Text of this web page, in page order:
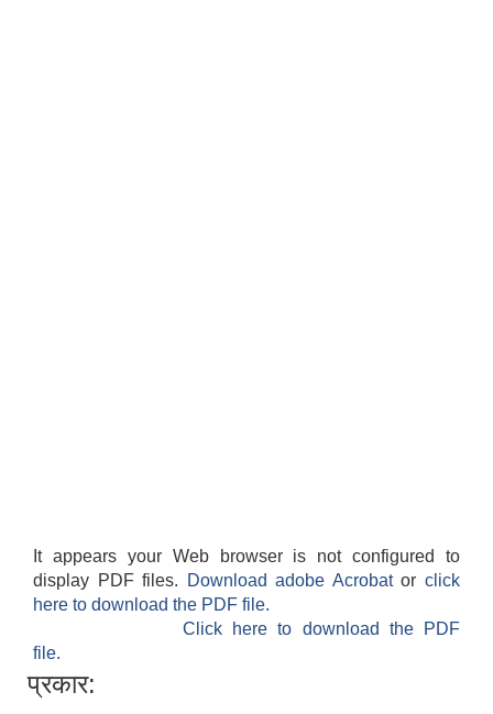
It appears your Web browser is not configured to
display PDF files.
Download adobe Acrobatorclick
here to download the PDF file.
Click here to download the PDF
file.
प्रकार: